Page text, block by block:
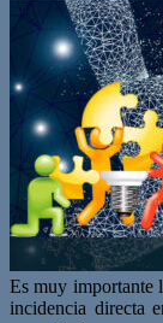
Es muy importante
incidencia directa